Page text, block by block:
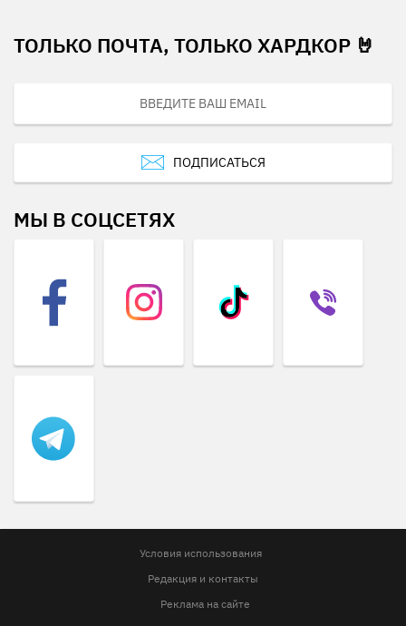
ТОЛЬКО ПОЧТА, ТОЛЬКО ХАРДКОР 🤘
ПОДПИСАТЬСЯ
МЫ В СОЦСЕТЯХ
Условия использования
Редакция и контакты
Реклама на сайте